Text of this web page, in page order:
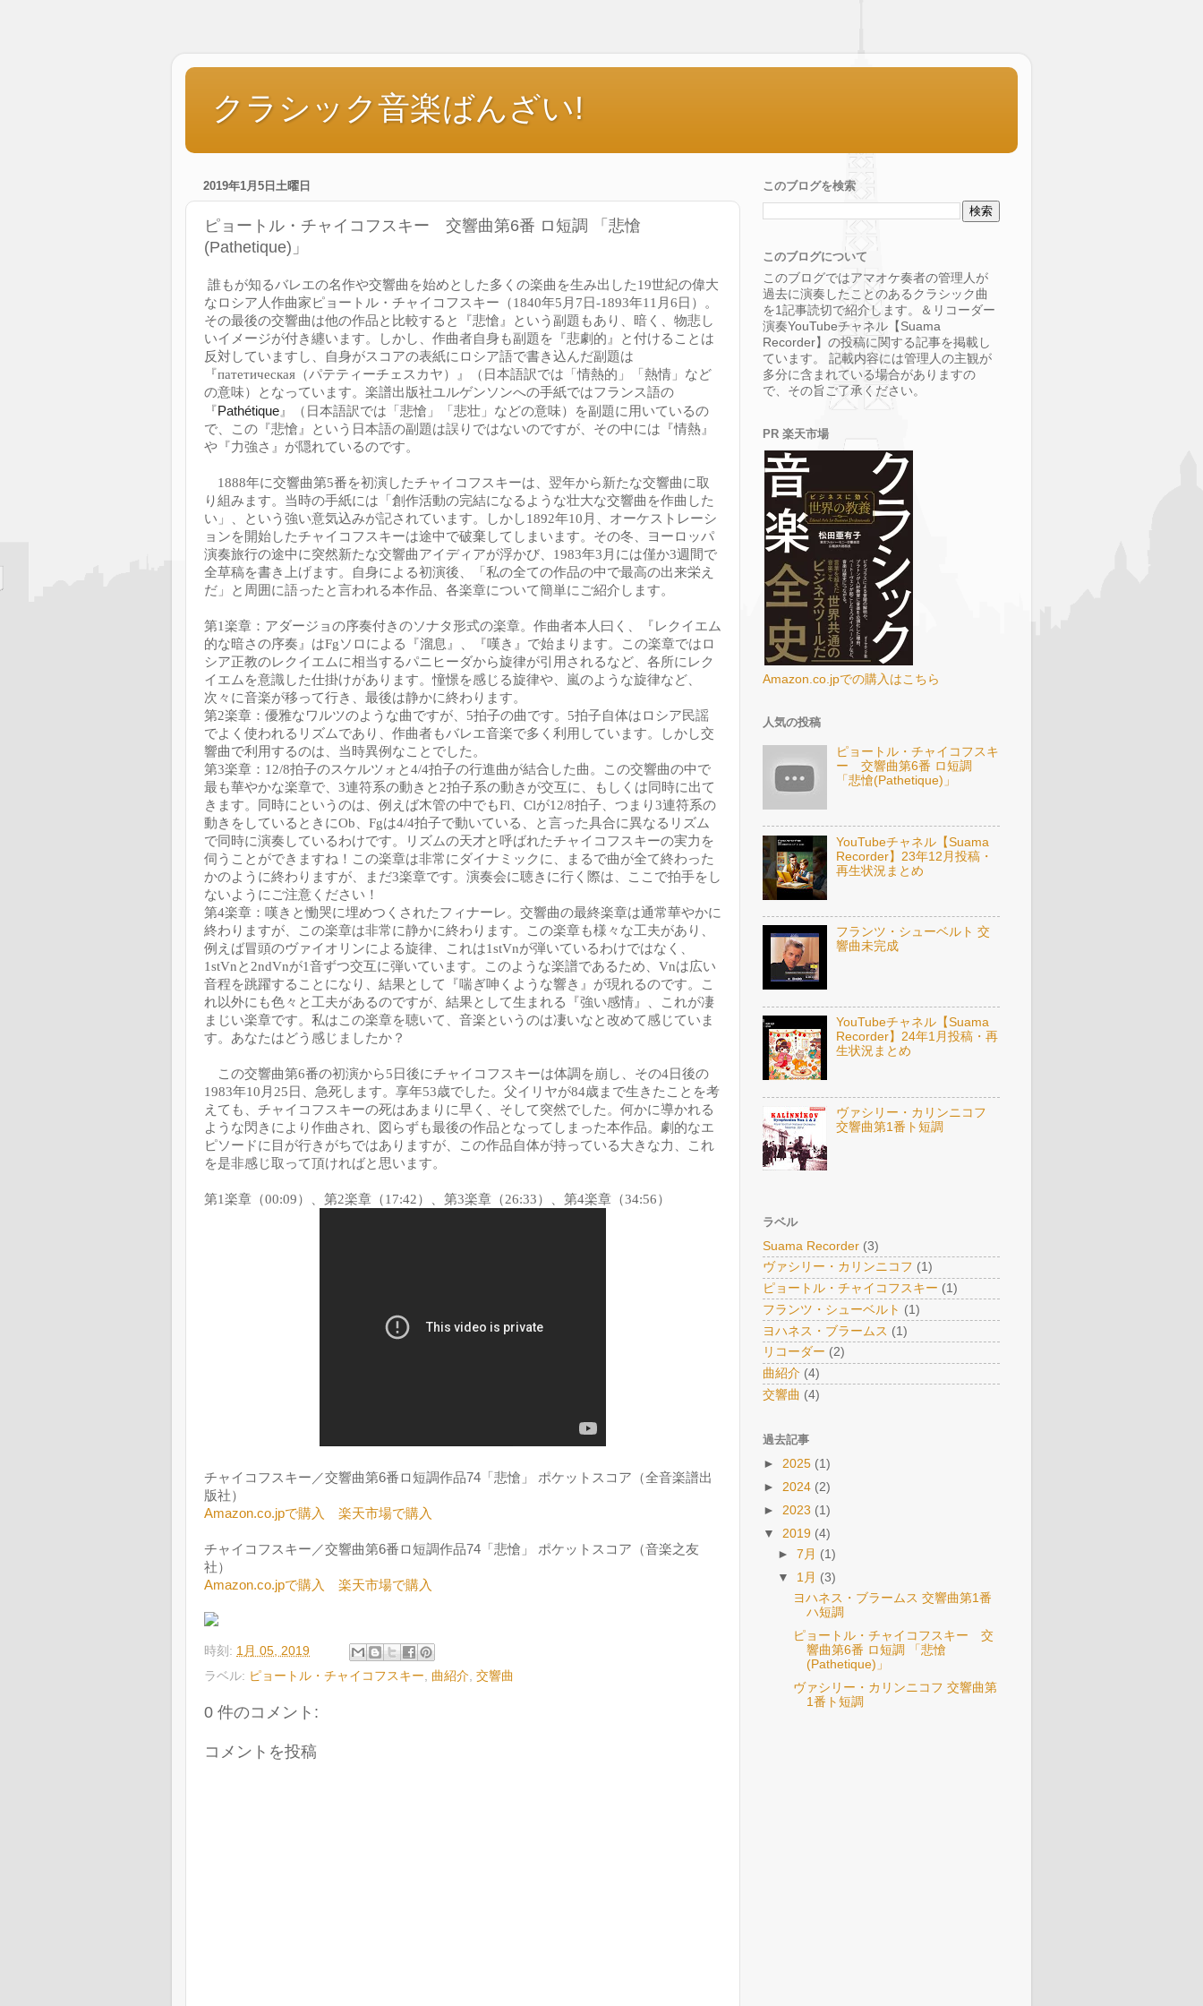
クラシック音楽ばんざい!
2019年1月5日土曜日
ピョートル・チャイコフスキー 交響曲第6番 ロ短調 「悲愴
(Pathetique)」
誰もが知るバレエの名作や交響曲を始めとした多くの楽曲を生み出した19世紀の偉大
なロシア人作曲家ピョートル・チャイコフスキー（1840年5 月 7 日 -1893年11 月 6 日）。
その最後の交響曲は他の作品と比較すると『悲愴』という副題もあり、暗く、物悲し
いイメージが付き纏います。しかし、作曲者自身も副題を『悲劇的』と付けることは
反対していますし、自身がスコアの表紙にロシア語で書き込んだ副題は
『патетическая（パテティーチェスカヤ）』（日本語訳では「情熱的」「熱情」など
の意味）となっています。楽譜出版社ユルゲンソンへの手紙ではフランス語の
『Pathétique 』（日本語訳では「悲愴」「悲壮」などの意味）を副題に用いているの
で、この『悲愴』という日本語の副題は誤りではないのですが、その中には『情熱』
や『力強さ』が隠れているのです。
1888年に交響曲第5番を初演したチャイコフスキーは、翌年から新たな交響曲に取
り組みます。当時の手紙には「創作活動の完結になるような壮大な交響曲を作曲した
い」、という強い意気込みが記されています。しかし1892年10 月、オーケストレーシ
ョンを開始したチャイコフスキーは途中で破棄してしまいます。その冬、ヨーロッパ
演奏旅行の途中に突然新たな交響曲アイディアが浮かび、 1983年3 月には僅か3週間で
全草稿を書き上げます。自身による初演後、「私の全ての作品の中で最高の出来栄え
だ」と周囲に語ったと言われる本作品、各楽章について簡単にご紹介します。
第1楽章：アダージョの序奏付きのソナタ形式の楽章。作曲者本人曰く、『レクイエム
的な暗さの序奏』はFgソロによる『溜息』、『嘆き』で始まります。この楽章ではロ
シア正教のレクイエムに相当するパニヒーダから旋律が引用されるなど、各所にレク
イエムを意識した仕掛けがあります。憧憬を感じる旋律や、嵐のような旋律など、
次々に音楽が移って行き、最後は静かに終わります。
第2楽章：優雅なワルツのような曲ですが、 5拍子の曲です。 5拍子自体はロシア民謡
でよく使われるリズムであり、作曲者もバレエ音楽で多く利用しています。しかし交
響曲で利用するのは、当時異例なことでした。
第3楽章： 12/8拍子のスケルツォと4/4拍子の行進曲が結合した曲。この交響曲の中で
最も華やかな楽章で、 3連符系の動きと 2拍子系の動きが交互に、もしくは同時に出て
きます。同時にというのは、例えば木管の中でもFl Clが12/8拍子、つまり3連符系の
動きをしているときにOb Fgは4/4拍子で動いている、と言った具合に異なるリズム
で同時に演奏しているわけです。リズムの天才と呼ばれたチャイコフスキーの実力を
伺うことができますね！この楽章は非常にダイナミックに、まるで曲が全て終わった
かのように終わりますが、まだ3楽章です。演奏会に聴きに行く際は、ここで拍手をし
ないようにご注意ください！
第4楽章：嘆きと慟哭に埋めつくされたフィナーレ。交響曲の最終楽章は通常華やかに
終わりますが、この楽章は非常に静かに終わります。この楽章も様々な工夫があり、
例えば冒頭のヴァイオリンによる旋律、これは1stVnが弾いているわけではなく、
1stVnと 2ndVnが1音ずつ交互に弾いています。このような楽譜であるため、 Vnは広い
音程を跳躍することになり、結果として『喘ぎ呻くような響き』が現れるのです。こ
れ以外にも色々と工夫があるのですが、結果として生まれる『強い感情』、これが凄
まじい楽章です。私はこの楽章を聴いて、音楽というのは凄いなと改めて感じていま
す。あなたはどう感じましたか？
この交響曲第6番の初演から5 日後にチャイコフスキーは体調を崩し、その4日後の
1983年10 月 25 日、急死します。享年53歳でした。父イリヤが84歳まで生きたことを考
えても、チャイコフスキーの死はあまりに早く、そして突然でした。何かに導かれる
ような閃きにより作曲され、図らずも最後の作品となってしまった本作品。劇的なエ
ピソードに目が行きがちではありますが、この作品自体が持っている大きな力、これ
を是非感じ取って頂ければと思います。
第1楽章（00:09）、第2楽章（17:42）、第3楽章（26:33）、第4楽章（34:56）
チャイコフスキー／交響曲第6番ロ短調作品74「悲愴」 ポケットスコア（全音楽譜出
版社）
Amazon.co.jpで購入
楽天市場で購入
チャイコフスキー／交響曲第6番ロ短調作品74「悲愴」 ポケットスコア（音楽之友
社）
Amazon.co.jpで購入
楽天市場で購入
時刻: 1月 05, 2019
ラベル: ピョートル・チャイコフスキー 曲紹介 交響曲
0 件のコメント:
コメントを投稿
このブログを検索
このブログについて
このブログではアマオケ奏者の管理人が
過去に演奏したことのあるクラシック曲
を1記事読切で紹介します。＆リコーダー
演奏YouTubeチャネル【Suama
Recorder】の投稿に関する記事を掲載し
ています。 記載内容には管理人の主観が
多分に含まれている場合がありますの
で、その旨ご了承ください。
PR 楽天市場
Amazon.co.jpでの購入はこちら
人気の投稿
ピョートル・チャイコフスキ
ー 交響曲第6番 ロ短調
「悲愴(Pathetique)」
YouTubeチャネル【Suama
Recorder】23年12月投稿・
再生状況まとめ
フランツ・シューベルト 交
響曲未完成
YouTubeチャネル【Suama
Recorder】24年1月投稿・再
生状況まとめ
ヴァシリー・カリンニコフ
交響曲第1番ト短調
ラベル
Suama Recorder (3)
ヴァシリー・カリンニコフ (1)
ピョートル・チャイコフスキー (1)
フランツ・シューベルト (1)
ヨハネス・ブラームス (1)
リコーダー (2)
曲紹介 (4)
交響曲 (4)
過去記事
► 2025 (1)
► 2024 (2)
► 2023 (1)
▼ 2019 (4)
►7月 (1)
▼ 1月 (3)
ヨハネス・ブラームス 交響曲第1番
ハ短調
ピョートル・チャイコフスキー 交
響曲第6番 ロ短調 「悲愴
(Pathetique)」
ヴァシリー・カリンニコフ 交響曲第
1番ト短調